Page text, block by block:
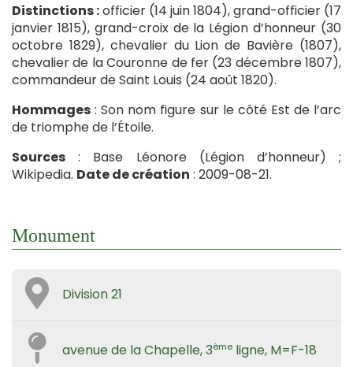
Distinctions :officier (14 juin 1804), grand-officier (17
janvier 1815), grand-croix de la Légion d’honneur (30
octobre 1829), chevalier du Lion de Bavière (1807),
chevalier de la Couronne de fer (23 décembre 1807),
commandeur de Saint Louis (24 août 1820).
Hommages : Son nom figure sur le côté Est de l’arc
de triomphe de l’Étoile.
Sources : Base Léonore (Légion d’honneur) ;
Wikipedia. Date de création : 2009-08-21.
Monument
Division 21
avenue de la Chapelle, 3ème ligne, M=F-18